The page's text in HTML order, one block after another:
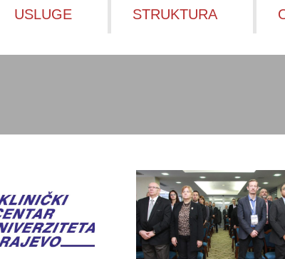
USLUGE STRUKTURA